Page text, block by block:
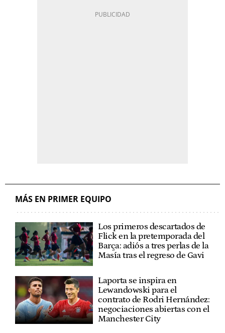
MÁS EN PRIMER EQUIPO
Los primeros descartados de
Flick en la pretemporada del
Barça: adiós a tres perlas de la
Masía tras el regreso de Gavi
Laporta se inspira en
Lewandowski para el
contrato de Rodri Hernández:
negociaciones abiertas con el
Manchester City